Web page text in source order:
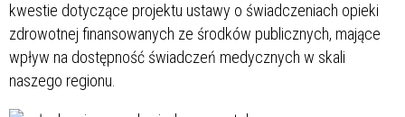
kwestie dotyczące projektu ustawy o świadczeniach opieki
zdrowotnej finansowanych ze środków publicznych, mające
wpływ na dostępność świadczeń medycznych w skali
naszego regionu.